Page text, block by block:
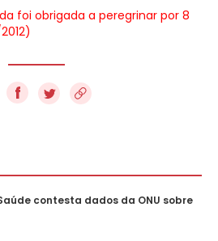
foi obrigada a peregrinar por 8
f
contesta dados da ONU sobre